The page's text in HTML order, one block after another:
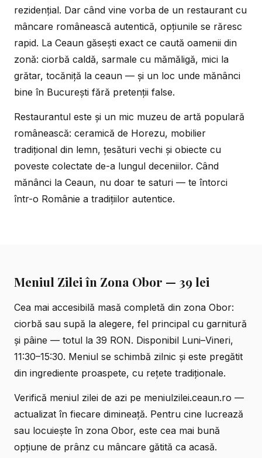
rezidențial. Dar când vine vorba de un restaurant cu
mâncare românească autentică, opțiunile se răresc
rapid. La Ceaun găsești exact ce caută oamenii din
zonă: ciorbă caldă, sarmale cu mămăligă, mici la
grătar, tocăniță la ceaun — și un loc unde mănânci
bine în București fără pretenții false.
Restaurantul este și un mic muzeu de artă populară
românească: ceramică de Horezu, mobilier
tradițional din lemn, țesături vechi și obiecte cu
poveste colectate de-a lungul deceniilor. Când
mănânci la Ceaun, nu doar te saturi — te întorci
într-o Românie a tradițiilor autentice.
Meniul Zilei în Zona Obor — 39 lei
Cea mai accesibilă masă completă din zona Obor:
ciorbă sau supă la alegere, fel principal cu garnitură
și pâine — totul la 39 RON. Disponibil Luni–Vineri,
11:30–15:30. Meniul se schimbă zilnic și este pregătit
din ingrediente proaspete, cu rețete tradiționale.
Verifică meniul zilei de azi pe meniulzilei.ceaun.ro —
actualizat în fiecare dimineață. Pentru cine lucrează
sau locuiește în zona Obor, este cea mai bună
opțiune de prânz cu mâncare gătită ca acasă.